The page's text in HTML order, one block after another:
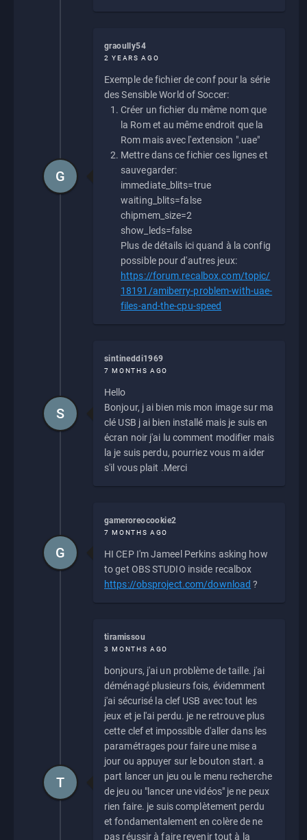
graoully54
2 YEARS AGO
Exemple de fichier de conf pour la série
des Sensible World of Soccer:
Créer un fichier du même nom que
la Rom et au même endroit que la
Rom mais avec l'extension ".uae"
Mettre dans ce fichier ces lignes et
sauvegarder:
immediate_blits=true
waiting_blits=false
chipmem_size=2
show_leds=false
Plus de détails ici quand à la config
possible pour d'autres jeux:
https://forum.recalbox.com/topic/
18191/amiberry-problem-with-uae-
files-and-the-cpu-speed
G
sintineddi1969
7 MONTHS AGO
Hello
Bonjour, j ai bien mis mon image sur ma
clé USB j ai bien installé mais je suis en
écran noir j'ai lu comment modifier mais
la je suis perdu, pourriez vous m aider
s'il vous plait .Merci
S
gameroreocookie2
7 MONTHS AGO
HI CEP I'm Jameel Perkins asking how
to get OBS STUDIO inside recalbox
https://obsproject.com/download ?
G
tiramissou
3 MONTHS AGO
bonjours, j'ai un problème de taille. j'ai
déménagé plusieurs fois, évidemment
j'ai sécurisé la clef USB avec tout les
jeux et je l'ai perdu. je ne retrouve plus
cette clef et impossible d'aller dans les
paramétrages pour faire une mise a
jour ou appuyer sur le bouton start. a
part lancer un jeu ou le menu recherche
de jeu ou "lancer une vidéos" je ne peux
rien faire. je suis complètement perdu
et fondamentalement en colère de ne
pas réussir à faire revenir tout à la
T